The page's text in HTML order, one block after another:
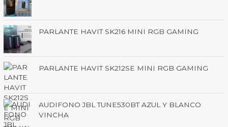
PARLANTE HAVIT SK216 MINI RGB GAMING
PARLANTE HAVIT SK212SE MINI RGB GAMING
AUDIFONO JBL TUNE530BT AZUL Y BLANCO
VINCHA